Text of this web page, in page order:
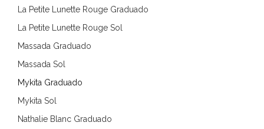
La Petite Lunette Rouge Graduado
La Petite Lunette Rouge Sol
Massada Graduado
Massada Sol
Mykita Graduado
Mykita Sol
Nathalie Blanc Graduado